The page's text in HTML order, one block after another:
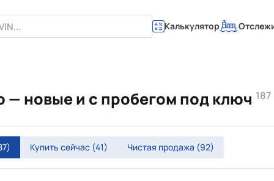
Калькулятор
— новые и с пробегом под ключ 187
Купить сейчас (41) Чистая продажа (92)